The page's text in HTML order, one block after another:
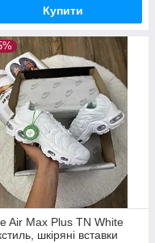
Купити
Air Max Plus TN White
шкіряні вставки